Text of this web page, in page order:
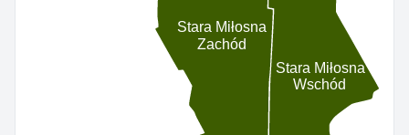
Stara Miłosna
Wschód
Stara Miłosna
Zachód